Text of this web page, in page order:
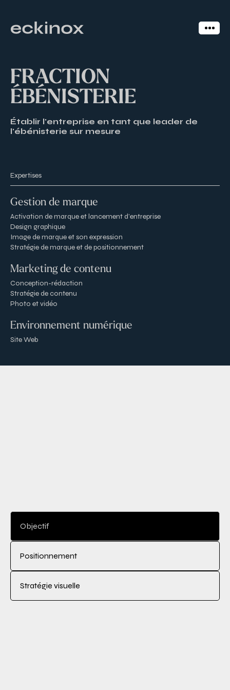
FRACTION
ÉBÉNISTERIE
Établir l'entreprise en tant que leader de
l'ébénisterie sur mesure
Expertises
Gestion de marque
Activation de marque et lancement d’entreprise
Design graphique
Image de marque et son expression
Stratégie de marque et de positionnement
Marketing de contenu
Conception-rédaction
Stratégie de contenu
Photo et vidéo
Environnement numérique
Site Web
Objectif
Positionnement
Stratégie visuelle